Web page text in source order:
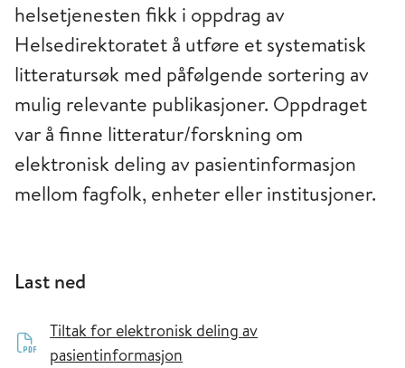
helsetjenesten fikk i oppdrag av
Helsedirektoratet å utføre et systematisk
litteratursøk med påfølgende sortering av
mulig relevante publikasjoner. Oppdraget
var å finne litteratur/forskning om
elektronisk deling av pasientinformasjon
mellom fagfolk, enheter eller institusjoner.
Last ned
Tiltak for elektronisk deling av
pasientinformasjon